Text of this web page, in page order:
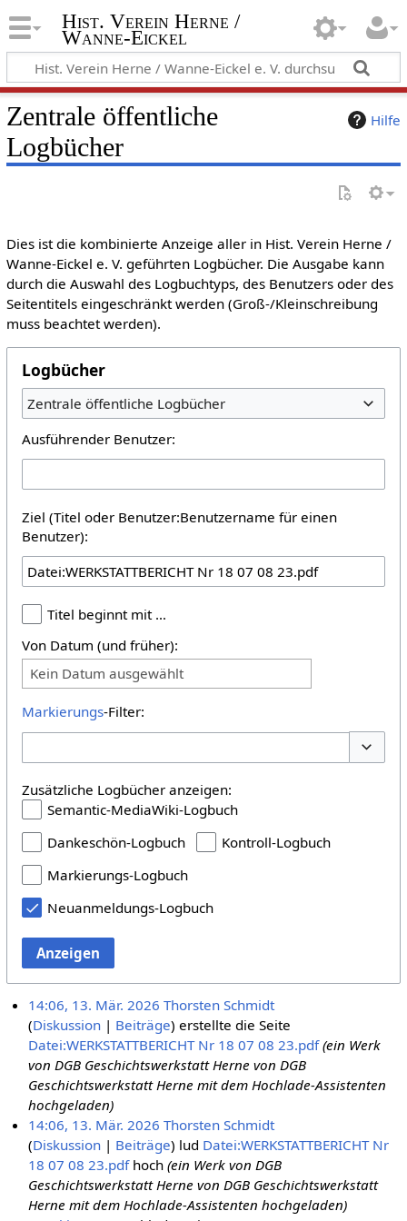
Hist. Verein Herne /
Wanne-Eickel
Hilfe
Zentrale öffentliche
Logbücher
Dies ist die kombinierte Anzeige aller in Hist. Verein Herne /
Wanne-Eickel e. V. geführten Logbücher. Die Ausgabe kann
durch die Auswahl des Logbuchtyps, des Benutzers oder des
Seitentitels eingeschränkt werden (Groß-/Kleinschreibung
muss beachtet werden).
Logbücher
Zentrale öffentliche Logbücher
Ausführender Benutzer:
Ziel (Titel oder Benutzer:Benutzername für einen
Benutzer):
Titel beginnt mit …
Von Datum (und früher):
Kein Datum ausgewählt
Markierungs-Filter:
Zusätzliche Logbücher anzeigen:
Semantic-MediaWiki-Logbuch
Dankeschön-Logbuch
Kontroll-Logbuch
Markierungs-Logbuch
Neuanmeldungs-Logbuch
Anzeigen
14:06, 13. Mär. 2026 Thorsten Schmidt
Diskussion
Beiträge erstellte die Seite
Datei:WERKSTATTBERICHT Nr 18 07 08 23.pdf (ein Werk
von DGB Geschichtswerkstatt Herne von DGB
Geschichtswerkstatt Herne mit dem Hochlade-Assistenten
hochgeladen)
14:06, 13. Mär. 2026 Thorsten Schmidt
Diskussion
Beiträge lud Datei:WERKSTATTBERICHT Nr
18 07 08 23.pdfhoch(ein Werk von DGB
Geschichtswerkstatt Herne von DGB Geschichtswerkstatt
Herne mit dem Hochlade-Assistenten hochgeladen)